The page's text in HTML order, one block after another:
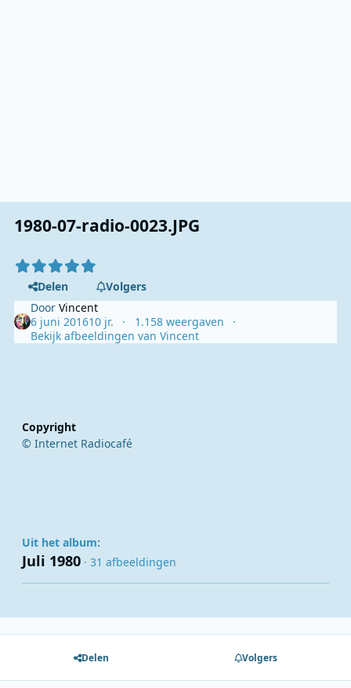
1980-07-radio-0023.JPG
Delen
Volgers
DoorVincent
6 juni 201610 jr.
1.158 weergaven
Bekijk afbeeldingen van Vincent
Copyright
© Internet Radiocafé
Uit het album:
Juli 1980 · 31 afbeeldingen
Delen Volgers